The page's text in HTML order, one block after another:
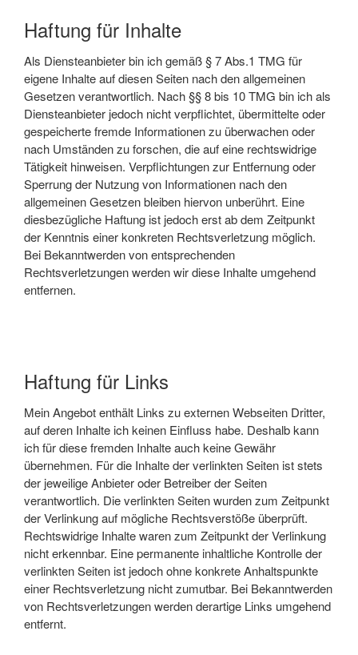
Haftung für Inhalte
Als Diensteanbieter bin ich gemäß § 7 Abs.1 TMG für
eigene Inhalte auf diesen Seiten nach den allgemeinen
Gesetzen verantwortlich. Nach §§ 8 bis 10 TMG bin ich als
Diensteanbieter jedoch nicht verpflichtet, übermittelte oder
gespeicherte fremde Informationen zu überwachen oder
nach Umständen zu forschen, die auf eine rechtswidrige
Tätigkeit hinweisen. Verpflichtungen zur Entfernung oder
Sperrung der Nutzung von Informationen nach den
allgemeinen Gesetzen bleiben hiervon unberührt. Eine
diesbezügliche Haftung ist jedoch erst ab dem Zeitpunkt
der Kenntnis einer konkreten Rechtsverletzung möglich.
Bei Bekanntwerden von entsprechenden
Rechtsverletzungen werden wir diese Inhalte umgehend
entfernen.
Haftung für Links
Mein Angebot enthält Links zu externen Webseiten Dritter,
auf deren Inhalte ich keinen Einfluss habe. Deshalb kann
ich für diese fremden Inhalte auch keine Gewähr
übernehmen. Für die Inhalte der verlinkten Seiten ist stets
der jeweilige Anbieter oder Betreiber der Seiten
verantwortlich. Die verlinkten Seiten wurden zum Zeitpunkt
der Verlinkung auf mögliche Rechtsverstöße überprüft.
Rechtswidrige Inhalte waren zum Zeitpunkt der Verlinkung
nicht erkennbar. Eine permanente inhaltliche Kontrolle der
verlinkten Seiten ist jedoch ohne konkrete Anhaltspunkte
einer Rechtsverletzung nicht zumutbar. Bei Bekanntwerden
von Rechtsverletzungen werden derartige Links umgehend
entfernt.